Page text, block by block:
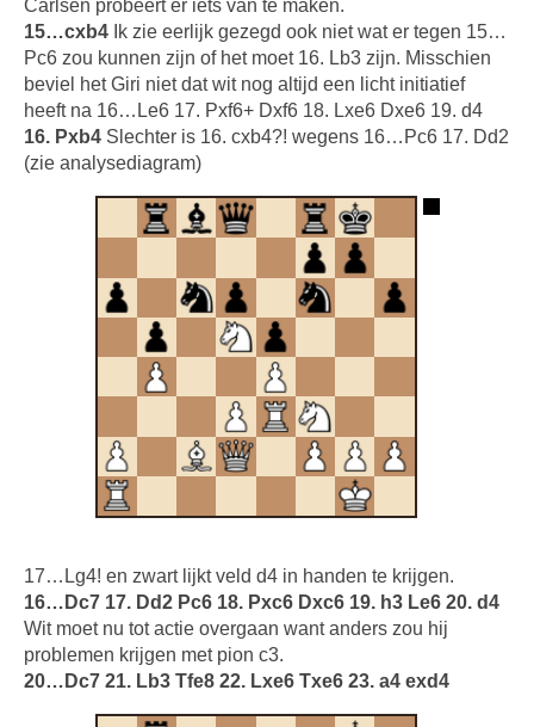
Carlsen probeert er iets van te maken.
15…cxb4 Ik zie eerlijk gezegd ook niet wat er tegen 15…
Pc6 zou kunnen zijn of het moet 16. Lb3 zijn. Misschien
beviel het Giri niet dat wit nog altijd een licht initiatief
heeft na 16…Le6 17. Pxf6+ Dxf6 18. Lxe6 Dxe6 19. d4
16. Pxb4 Slechter is 16. cxb4?! wegens 16…Pc6 17. Dd2
(zie analysediagram)
17…Lg4! en zwart lijkt veld d4 in handen te krijgen.
16…Dc7 17. Dd2 Pc6 18. Pxc6 Dxc6 19. h3 Le6 20. d4
Wit moet nu tot actie overgaan want anders zou hij
problemen krijgen met pion c3.
20…Dc7 21. Lb3 Tfe8 22. Lxe6 Txe6 23. a4 exd4